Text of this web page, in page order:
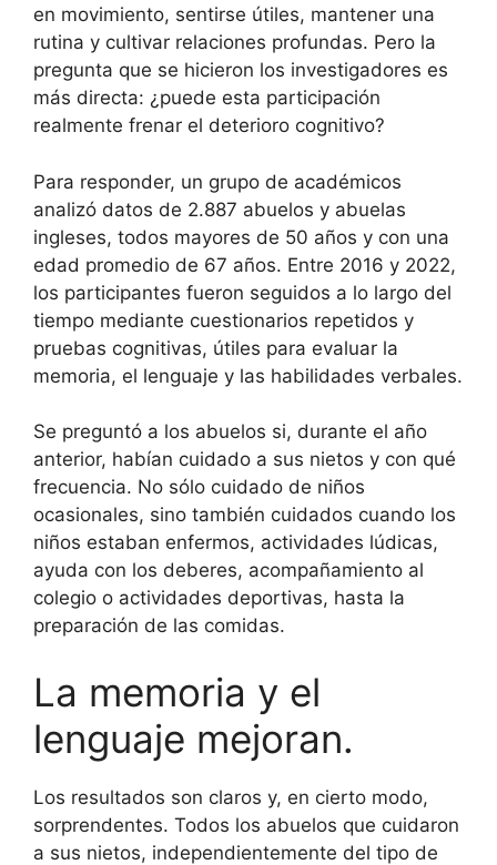
en movimiento, sentirse útiles, mantener una
rutina y cultivar relaciones profundas. Pero la
pregunta que se hicieron los investigadores es
más directa: ¿puede esta participación
realmente frenar el deterioro cognitivo?
Para responder, un grupo de académicos
analizó datos de 2.887 abuelos y abuelas
ingleses, todos mayores de 50 años y con una
edad promedio de 67 años. Entre 2016 y 2022,
los participantes fueron seguidos a lo largo del
tiempo mediante cuestionarios repetidos y
pruebas cognitivas, útiles para evaluar la
memoria, el lenguaje y las habilidades verbales.
Se preguntó a los abuelos si, durante el año
anterior, habían cuidado a sus nietos y con qué
frecuencia. No sólo cuidado de niños
ocasionales, sino también cuidados cuando los
niños estaban enfermos, actividades lúdicas,
ayuda con los deberes, acompañamiento al
colegio o actividades deportivas, hasta la
preparación de las comidas.
La memoria y el
lenguaje mejoran.
Los resultados son claros y, en cierto modo,
sorprendentes. Todos los abuelos que cuidaron
a sus nietos, independientemente del tipo de